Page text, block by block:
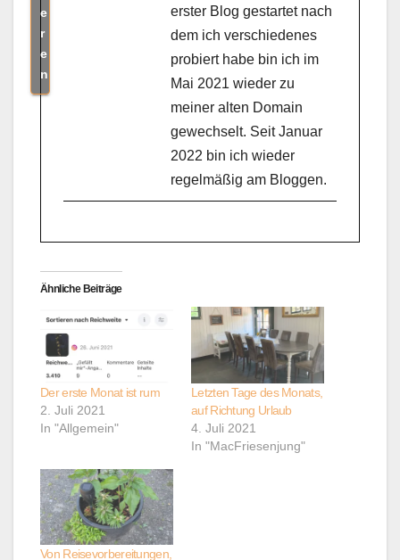
e
r
e
n
erster Blog gestartet nach
dem ich verschiedenes
probiert habe bin ich im
Mai 2021 wieder zu
meiner alten Domain
gewechselt. Seit Januar
2022 bin ich wieder
regelmäßig am Bloggen.
Ähnliche Beiträge
Der erste Monat ist rum
2. Juli 2021
In "Allgemein"
Letzten Tage des Monats,
auf Richtung Urlaub
4. Juli 2021
In "MacFriesenjung"
Von Reisevorbereitungen,